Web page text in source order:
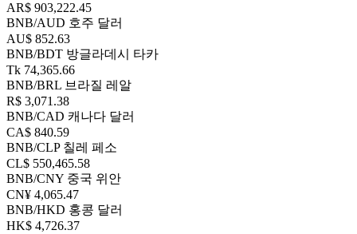
AR$ 903,222.45
BNB/AUD 호주 달러
AU$ 852.63
BNB/BDT 방글라데시 타카
Tk 74,365.66
BNB/BRL 브라질 레알
R$ 3,071.38
BNB/CAD 캐나다 달러
CA$ 840.59
BNB/CLP 칠레 페소
CL$ 550,465.58
BNB/CNY 중국 위안
CN¥ 4,065.47
BNB/HKD 홍콩 달러
HK$ 4,726.37